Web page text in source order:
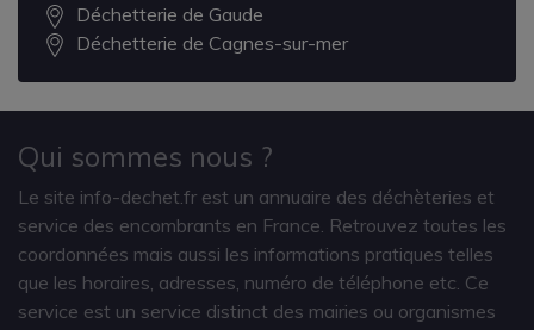
Déchetterie de Gaude
Déchetterie de Cagnes-sur-mer
Qui sommes nous ?
Le site info-dechet.fr est un annuaire des déchèteries et
service des encombrants en France. Retrouvez toutes les
coordonnées mais aussi les informations pratiques telles
que les horaires, adresses, numéro de téléphone etc. Ce
service est un service distinct des mairies ou organismes